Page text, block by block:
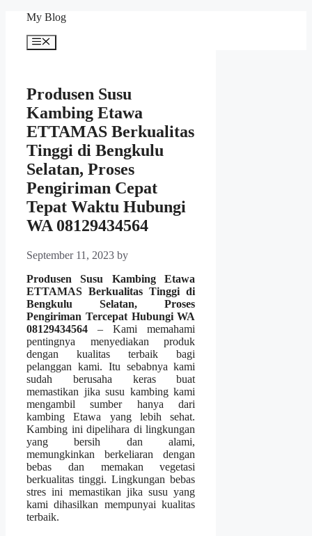
content
My Blog
Menu
Produsen Susu
Kambing Etawa
ETTAMAS Berkualitas
Tinggi di Bengkulu
Selatan, Proses
Pengiriman Cepat
Tepat Waktu Hubungi
WA 08129434564
September 11, 2023 by
Produsen Susu Kambing Etawa
ETTAMAS Berkualitas Tinggi di
Bengkulu Selatan, Proses
Pengiriman Tercepat Hubungi WA
08129434564 – Kami memahami
pentingnya menyediakan produk
dengan kualitas terbaik bagi
pelanggan kami. Itu sebabnya kami
sudah berusaha keras buat
memastikan jika susu kambing kami
mengambil sumber hanya dari
kambing Etawa yang lebih sehat.
Kambing ini dipelihara di lingkungan
yang bersih dan alami,
memungkinkan berkeliaran dengan
bebas dan memakan vegetasi
berkualitas tinggi. Lingkungan bebas
stres ini memastikan jika susu yang
kami dihasilkan mempunyai kualitas
terbaik.